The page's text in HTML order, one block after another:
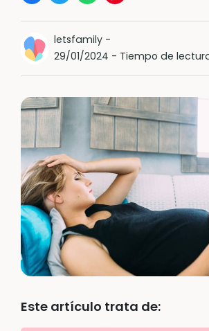
letsfamily -
29/01/2024 - Tiempo de
Este artículo trata de: